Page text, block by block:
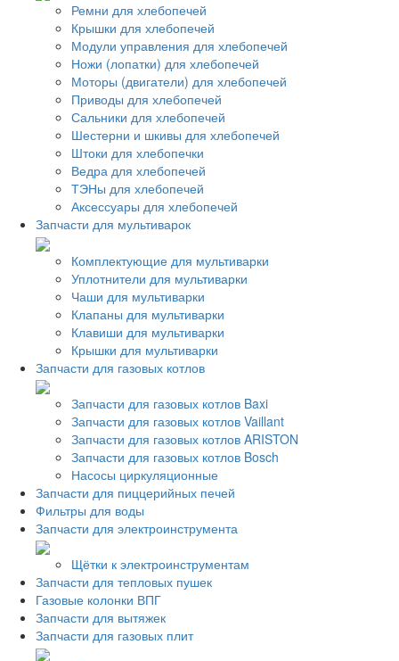
Ремни для хлебопечей
Крышки для хлебопечей
Модули управления для хлебопечей
Ножи (лопатки) для хлебопечей
Моторы (двигатели) для хлебопечей
Приводы для хлебопечей
Сальники для хлебопечей
Шестерни и шкивы для хлебопечей
Штоки для хлебопечки
Ведра для хлебопечей
ТЭНы для хлебопечей
Аксессуары для хлебопечей
Запчасти для мультиварок
Комплектующие для мультиварки
Уплотнители для мультиварки
Чаши для мультиварки
Клапаны для мультиварки
Клавиши для мультиварки
Крышки для мультиварки
Запчасти для газовых котлов
Запчасти для газовых котлов Baxi
Запчасти для газовых котлов Vaillant
Запчасти для газовых котлов ARISTON
Запчасти для газовых котлов Bosch
Насосы циркуляционные
Запчасти для пиццерийных печей
Фильтры для воды
Запчасти для электроинструмента
Щётки к электроинструментам
Запчасти для тепловых пушек
Газовые колонки ВПГ
Запчасти для вытяжек
Запчасти для газовых плит